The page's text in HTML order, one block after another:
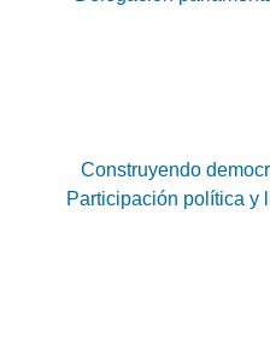
Construyendo
Participación política y